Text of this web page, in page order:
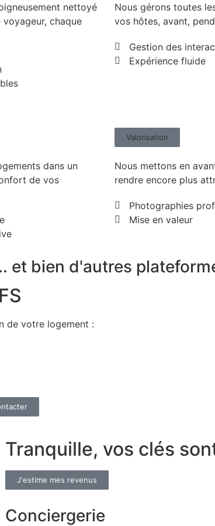
nettoyé
chaque
Nous gérons toutes
vos hôtes, avant,
Gestion des
Expérience fluide
dans un
de vos
Valorisation
Nous mettons en
rendre encore plus
Photographies
Mise en valeur
et bien d'autres
de votre logement :
Tranquille, vos clés
J'estime mes revenus
Conciergerie